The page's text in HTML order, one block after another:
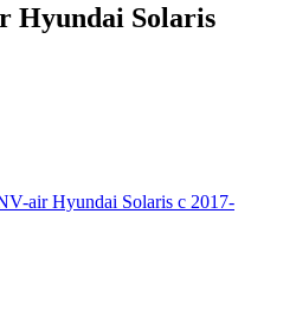
Hyundai Solaris
air Hyundai Solaris с 2017-